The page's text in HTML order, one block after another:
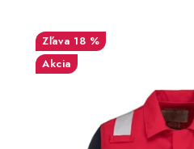
18 %
Akcia